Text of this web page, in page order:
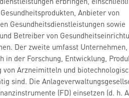
Anbieter von
Gesundheitsdienstleistungen sowie
Betreiber von
Der zweite umfasst
in der Forschung, Entwicklung,
von Arzneimitteln und
sind. Die
(FD) einsetzen (d. h.